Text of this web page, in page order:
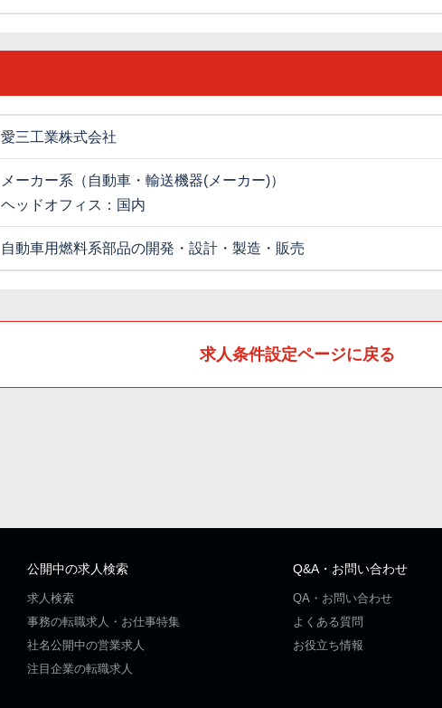
愛三工業株式会社
メーカー系（自動車・輸送機器(メーカー)）
ヘッドオフィス：国内
自動車用燃料系部品の開発・設計・製造・販売
求人条件設定ページに戻る
公開中の求人検索
求人検索
事務の転職求人・お仕事特集
社名公開中の営業求人
注目企業の転職求人
Q&A・お問い合わせ
QA・お問い合わせ
よくある質問
お役立ち情報